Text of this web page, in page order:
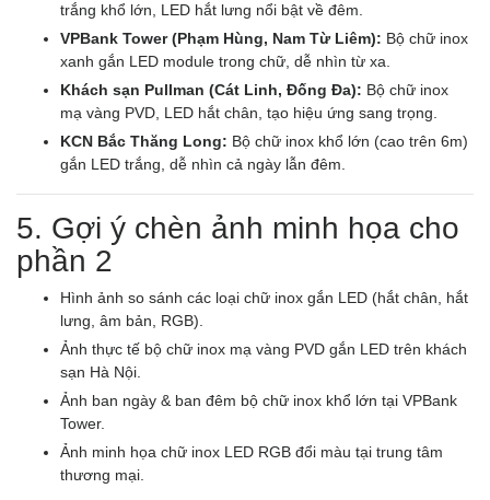
trắng khổ lớn, LED hắt lưng nổi bật về đêm.
VPBank Tower (Phạm Hùng, Nam Từ Liêm): Bộ chữ inox
xanh gắn LED module trong chữ, dễ nhìn từ xa.
Khách sạn Pullman (Cát Linh, Đống Đa): Bộ chữ inox
mạ vàng PVD, LED hắt chân, tạo hiệu ứng sang trọng.
KCN Bắc Thăng Long: Bộ chữ inox khổ lớn (cao trên 6m)
gắn LED trắng, dễ nhìn cả ngày lẫn đêm.
5. Gợi ý chèn ảnh minh họa cho
phần 2
Hình ảnh so sánh các loại chữ inox gắn LED (hắt chân, hắt
lưng, âm bản, RGB).
Ảnh thực tế bộ chữ inox mạ vàng PVD gắn LED trên khách
sạn Hà Nội.
Ảnh ban ngày & ban đêm bộ chữ inox khổ lớn tại VPBank
Tower.
Ảnh minh họa chữ inox LED RGB đổi màu tại trung tâm
thương mại.